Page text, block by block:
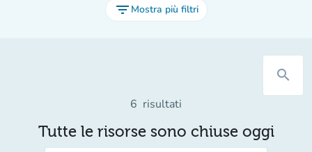
filter_list Mostra più filtri
search
6 risultati
Tutte le risorse sono chiuse oggi